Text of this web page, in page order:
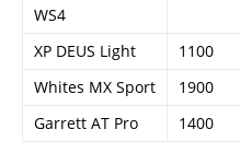
WS4
XP DEUS Light 1100
Whites MX Sport
1900
Garrett AT Pro
1400